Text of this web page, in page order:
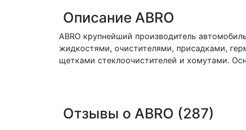
Описание ABRO
ABRO крупнейший производитель
жидкостями, очистителями, присадками,
щетками стеклоочистителей и хомутами.
Отзывы о ABRO (287)